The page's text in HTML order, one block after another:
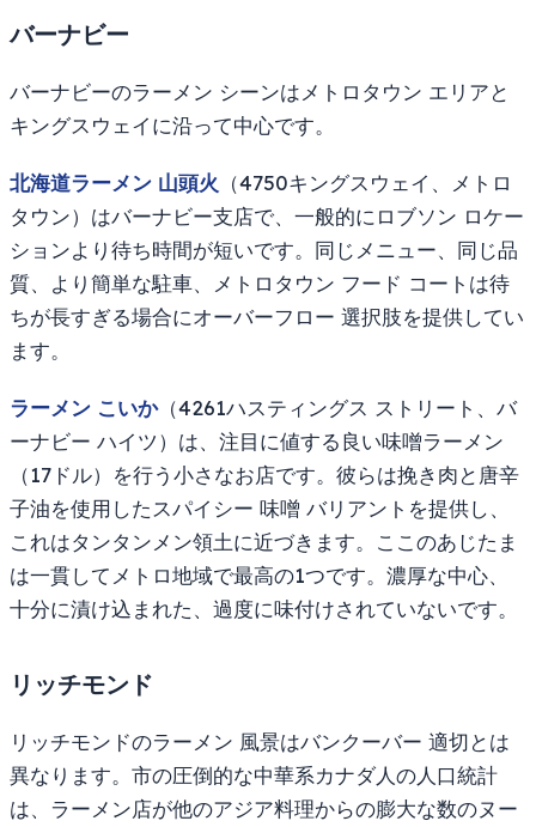
バーナビー
バーナビーのラーメン シーンはメトロタウン エリアと
キングスウェイに沿って中心です。
北海道ラーメン 山頭火 （4750キングスウェイ、メトロ
タウン）はバーナビー支店で、一般的にロブソン ロケー
ションより待ち時間が短いです。同じメニュー、同じ品
質、より簡単な駐車、メトロタウン フード コートは待
ちが長すぎる場合にオーバーフロー 選択肢を提供してい
ます。
ラーメン こいか（4261ハスティングス ストリート、バ
ーナビー ハイツ）は、注目に値する良い味噌ラーメン
（17ドル）を行う小さなお店です。彼らは挽き肉と唐辛
子油を使用したスパイシー 味噌 バリアントを提供し、
これはタンタンメン領土に近づきます。ここのあじたま
は一貫してメトロ地域で最高の1つです。濃厚な中心、
十分に漬け込まれた、過度に味付けされていないです。
リッチモンド
リッチモンドのラーメン 風景はバンクーバー 適切とは
異なります。市の圧倒的な中華系カナダ人の人口統計
は、ラーメン店が他のアジア料理からの膨大な数のヌー